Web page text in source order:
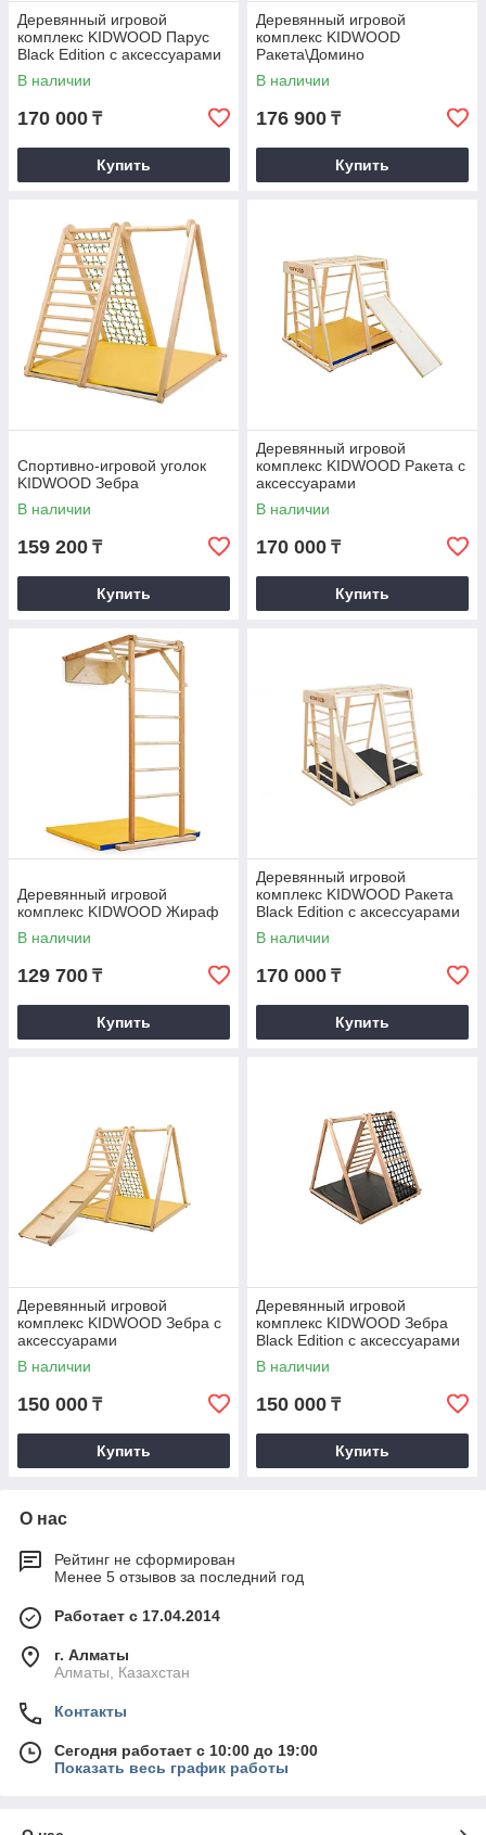
Деревянный игровой
комплекс KIDWOOD Парус
Black Edition с аксессуарами
В наличии
170 000 ₸
Купить
Деревянный игровой
комплекс KIDWOOD
Ракета\Домино
В наличии
176 900 ₸
Купить
Спортивно-игровой уголок
KIDWOOD Зебра
В наличии
159 200 ₸
Купить
Деревянный игровой
комплекс KIDWOOD Ракета с
аксессуарами
В наличии
170 000 ₸
Купить
Деревянный игровой
комплекс KIDWOOD Жираф
В наличии
129 700 ₸
Купить
Деревянный игровой
комплекс KIDWOOD Ракета
Black Edition с аксессуарами
В наличии
170 000 ₸
Купить
Деревянный игровой
комплекс KIDWOOD Зебра с
аксессуарами
В наличии
150 000 ₸
Купить
Деревянный игровой
комплекс KIDWOOD Зебра
Black Edition с аксессуарами
В наличии
150 000 ₸
Купить
О нас
Рейтинг не сформирован
Менее 5 отзывов за последний год
Работает с 17.04.2014
г. Алматы
Алматы, Казахстан
Контакты
Сегодня работает с 10:00 до 19:00
Показать весь график работы